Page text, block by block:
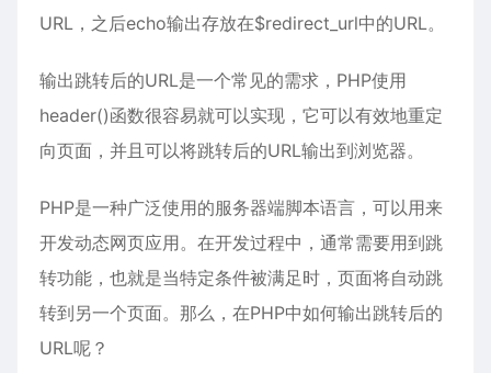
URL，之后echo输出存放在$redirect_url中的URL。
输出跳转后的URL是一个常见的需求，PHP使用
header()函数很容易就可以实现，它可以有效地重定
向页面，并且可以将跳转后的URL输出到浏览器。
PHP是一种广泛使用的服务器端脚本语言，可以用来
开发动态网页应用。在开发过程中，通常需要用到跳
转功能，也就是当特定条件被满足时，页面将自动跳
转到另一个页面。那么，在PHP中如何输出跳转后的
URL呢？